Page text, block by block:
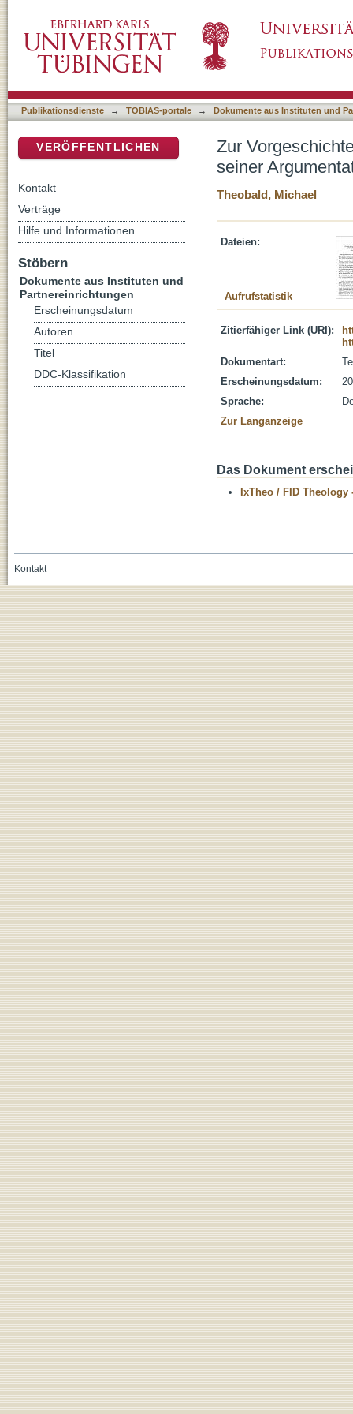
Publikationsdienste → TOBIAS-portale → Dokumente aus Instituten und
Zur
seiner
Theobald, Michael
Dateien:
Aufrufstatistik
Zitierfähiger Link (URI):
Dokumentart:
Erscheinungsdatum:
Sprache:
Zur Langanzeige
Das Dokument
IxTheo / FID Theology
VERÖFFENTLICHEN
Kontakt
Verträge
Hilfe und Informationen
Stöbern
Dokumente aus Instituten und
Partnereinrichtungen
Erscheinungsdatum
Autoren
Titel
DDC-Klassifikation
Kontakt